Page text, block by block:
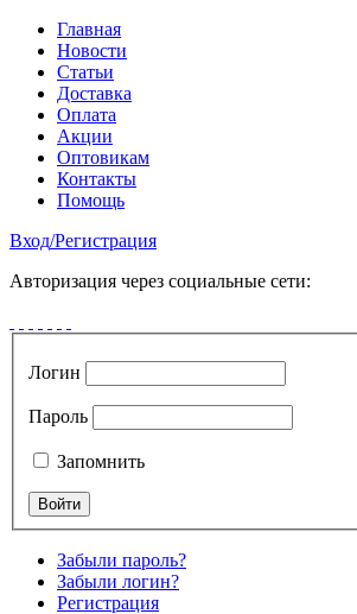
Главная
Новости
Статьи
Доставка
Оплата
Акции
Оптовикам
Контакты
Помощь
Вход/Регистрация
Авторизация через социальные сети:
Логин
Пароль
Запомнить
Забыли пароль?
Забыли логин?
Регистрация